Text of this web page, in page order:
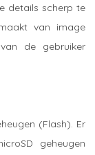
details scherp te
van image
de gebruiker
(Flash). Er
geheugen